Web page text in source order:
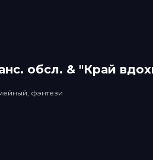
обсл. & "Край
фэнтези